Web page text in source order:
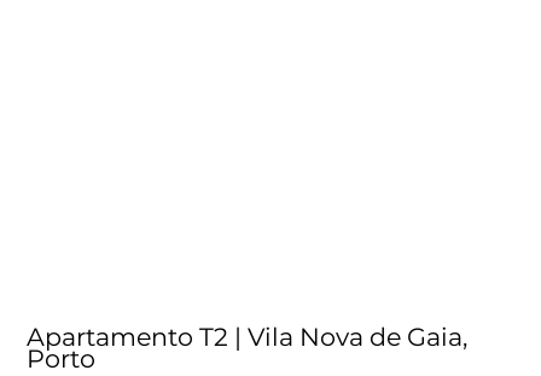
Apartamento T2 | Vila Nova de Gaia,
Porto